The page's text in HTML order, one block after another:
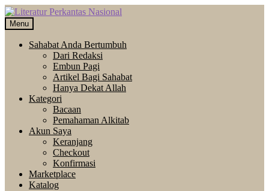
Skip
to
navigation
Langsung
ke
isi
Menu
Sahabat Anda Bertumbuh
Dari Redaksi
Embun Pagi
Artikel Bagi Sahabat
Hanya Dekat Allah
Kategori
Bacaan
Pemahaman Alkitab
Akun Saya
Keranjang
Checkout
Konfirmasi
Marketplace
Katalog